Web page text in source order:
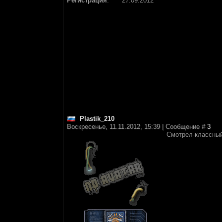
Plastik_210
Воскресенье, 11.11.2012, 15:39 | Сообщение # 3
Смотрел-